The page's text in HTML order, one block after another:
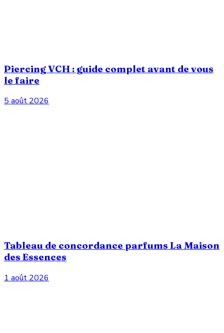
Piercing VCH : guide complet avant de vous
le faire
5 août 2026
Tableau de concordance parfums La Maison
des Essences
1 août 2026